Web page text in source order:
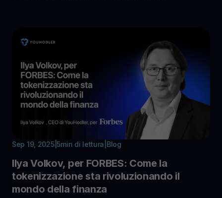
Sep 19, 2025| 5min di lettura Blog
Ilya Volkov, per FORBES: Come la
tokenizzazione sta rivoluzionando il
mondo della finanza